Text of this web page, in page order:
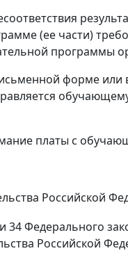
(ее части)
программы
форме или
платы с
Российской
34 Федерального
Российской